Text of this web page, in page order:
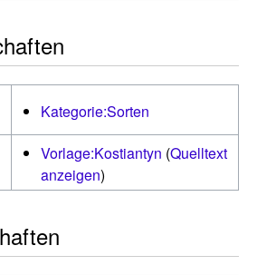
Kategorie:Sorten
Vorlage:Kostiantyn (Quelltext
anzeigen)